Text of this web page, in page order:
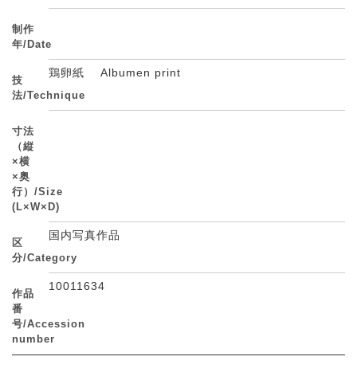
制作
年/Date
技
法/Technique
鶏卵紙 Albumen print
寸法
（縦
×横
×奥
行）/Size
(L×W×D)
区
分/Category
国内写真作品
作品
番
号/Accession
number
10011634